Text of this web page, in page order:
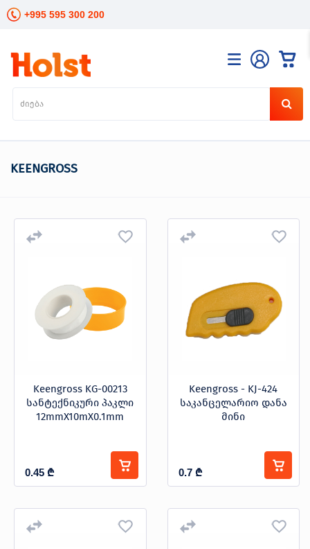
+995 595 300 200
KEENGROSS
Keengross KG-00213
სანტექნიკური პაკლი
12mmX10mX0.1mm
0.45 ₾
Keengross - KJ-424
საკანცელარიო დანა
მინი
0.7 ₾
კატალოგი
განათება
ინსტრუმენტები
ელექტრო
ინსტრუმენტები
და
სეზონური
პროდუქცია
შეთავაზებები ბრენდები
ქსელები